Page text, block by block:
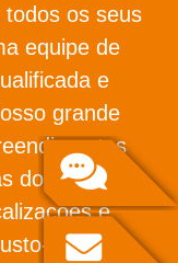
os seus
equipe de
e
grande
do mercado
e
benefício